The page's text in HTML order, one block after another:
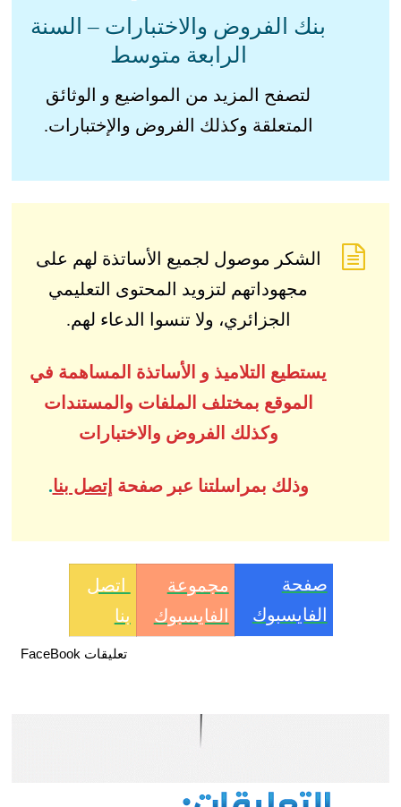
بنك الفروض والاختبارات – السنة
الرابعة متوسط
لتصفح المزيد من المواضيع و الوثائق
المتعلقة وكذلك الفروض والإختبارات.
الشكر موصول لجميع الأساتذة لهم على
مجهوداتهم لتزويد المحتوى التعليمي
الجزائري، ولا تنسوا الدعاء لهم.
يستطيع التلاميذ و الأساتذة المساهمة في
الموقع بمختلف الملفات والمستندات
وكذلك الفروض والاختبارات
وذلك بمراسلتنا عبر صفحة إتصل بنا.
صفحة
الفايسبوك
مجموعة
الفايسبوك
اتصل
بنا
تعليقات FaceBook